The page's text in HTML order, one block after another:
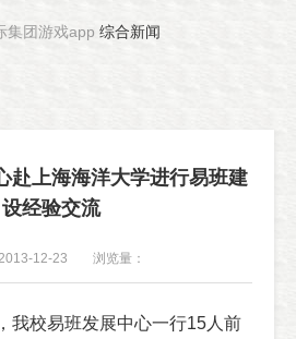
集团游戏app 综合新闻
赴上海海洋大学进行易班建
设经验交流
12-23 浏览量：
我校易班发展中心一行15 人前